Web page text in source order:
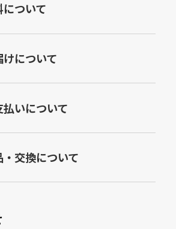
について
けについて
払いについて
・交換について